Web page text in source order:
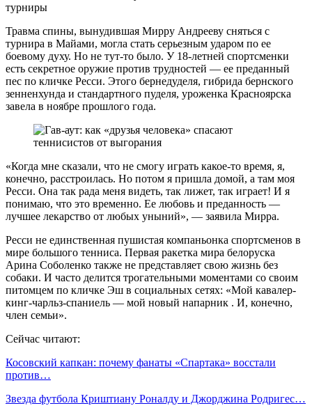
турниры
Травма спины, вынудившая Мирру Андрееву сняться с
турнира в Майами, могла стать серьезным ударом по ее
боевому духу. Но не тут-то было. У 18-летней спортсменки
есть секретное оружие против трудностей — ее преданный
пес по кличке Ресси. Этого бернедуделя, гибрида бернского
зенненхунда и стандартного пуделя, уроженка Красноярска
завела в ноябре прошлого года.
«Когда мне сказали, что не смогу играть какое-то время, я,
конечно, расстроилась. Но потом я пришла домой, а там моя
Ресси. Она так рада меня видеть, так лижет, так играет! И я
понимаю, что это временно. Ее любовь и преданность —
лучшее лекарство от любых уныний», — заявила Мирра.
Ресси не единственная пушистая компаньонка спортсменов в
мире большого тенниса. Первая ракетка мира белоруска
Арина Соболенко также не представляет свою жизнь без
собаки. И часто делится трогательными моментами со своим
питомцем по кличке Эш в социальных сетях: «Мой кавалер-
кинг-чарльз-спаниель — мой новый напарник . И, конечно,
член семьи».
Сейчас читают:
Косовский капкан: почему фанаты «Спартака» восстали
против…
Звезда футбола Криштиану Роналду и Джорджина Родригес…